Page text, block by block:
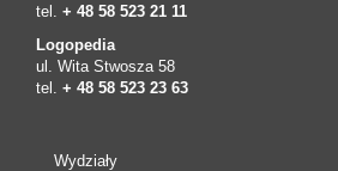
tel. + 48 58 523 21 11
Logopedia
ul. Wita Stwosza 58
tel. + 48 58 523 23 63
Wydziały